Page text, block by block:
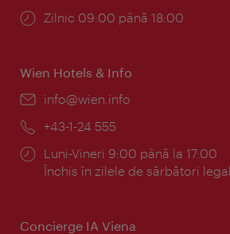
Program:
Zilnic 09:00 până 18:00
Wien Hotels & Info
E-
info@wien.info
Telefon:
+43-1-24 555
Program:
Luni-Vineri 9:00 până la 17:00
Închis în zilele de sărbători
Concierge IA Viena